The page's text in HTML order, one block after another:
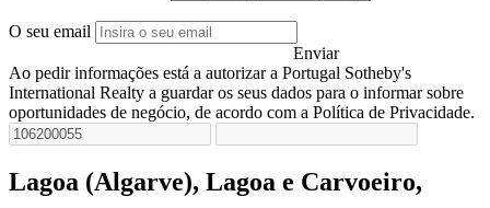
O seu email
Enviar
Ao pedir informações está a autorizar a Portugal Sotheby's
International Realty a guardar os seus dados para o informar sobre
oportunidades de negócio, de acordo com a Política de Privacidade.
Lagoa (Algarve), Lagoa e Carvoeiro,